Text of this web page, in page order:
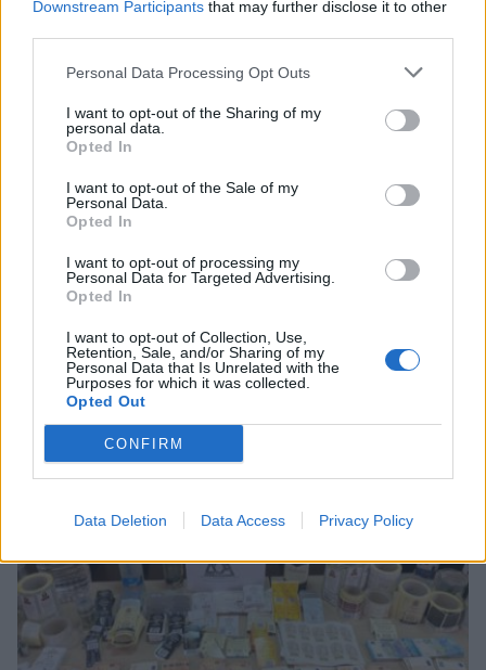
Downstream Participants that may further disclose it to other
Personal Data Processing Opt Outs
I want to opt-out of the Sharing of my
personal data.
Opted In
I want to opt-out of the Sale of my
Personal Data.
Opted In
I want to opt-out of processing my
Personal Data for Targeted Advertising.
Opted In
I want to opt-out of Collection, Use,
Retention, Sale, and/or Sharing of my
Personal Data that Is Unrelated with the
Purposes for which it was collected.
Opted Out
CONFIRM
Data Deletion Data Access Privacy Policy
Αστυνομικά
Τρεις συλλήψεις για λαθρεμπόριο
αλκοολούχων ποτών στη Μεσσηνία
(photos)
30 Νοεμβρίου 2021 13:47